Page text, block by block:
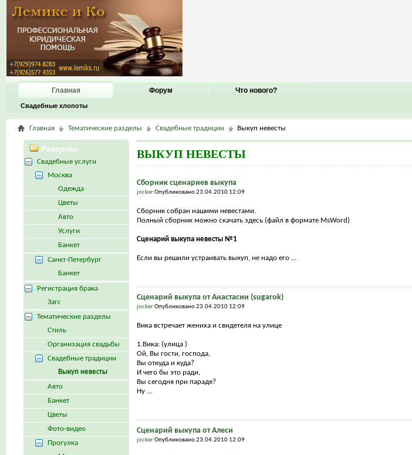
Главная
Свадебные хлопоты
Форум Что нового?
Главная Тематические разделы Свадебные традиции Выкуп невесты
ВЫКУП НЕВЕСТЫ
Сборник сценариев выкупа
jockerОпубликовано 23.04.2010 12:09
Сборник собран нашими невестами.
Полный сборник можно скачать здесь (файл в формате MsWord)
Сценарий выкупа невесты №1
Если вы решили устраивать выкуп, не надо его ...
Сценарий выкупа от Анастасии (sugarok)
jockerОпубликовано 23.04.2010 12:09
Вика встречает жениха и свидетеля на улице
1.Вика: (улица )
Ой, Вы гости, господа,
Вы откуда и куда?
И чего бы это ради,
Вы сегодня при параде?
Ну ...
Сценарий выкупа от Алеси
jockerОпубликовано 23.04.2010 12:09
Разделы
Свадебные услуги
Москва
Одежда
Цветы
Авто
Услуги
Банкет
Санкт-Петербург
Банкет
Регистрация брака
Загс
Тематические разделы
Стиль
Организация свадьбы
Свадебные традиции
Выкуп невесты
Авто
Банкет
Цветы
Фото-видео
Прогулка